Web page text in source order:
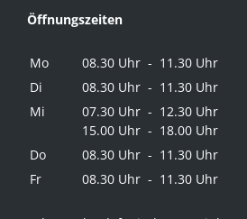
Öffnungszeiten
Mo
08.30 Uhr - 11.30 Uhr
Di
08.30 Uhr - 11.30 Uhr
Mi
07.30 Uhr - 12.30 Uhr
15.00 Uhr - 18.00 Uhr
Do
08.30 Uhr - 11.30 Uhr
Fr
08.30 Uhr - 11.30 Uhr